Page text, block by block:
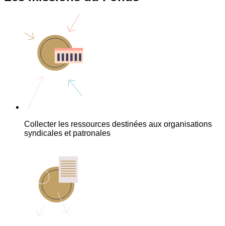
Collecter les ressources destinées aux organisations
syndicales et patronales